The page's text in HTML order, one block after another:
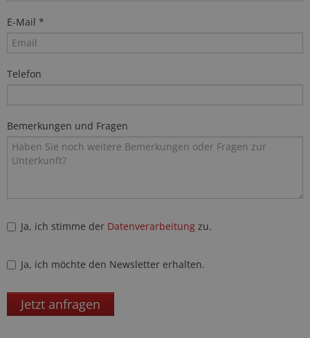
E-Mail *
Telefon
Bemerkungen und Fragen
Ja, ich stimme der Datenverarbeitung zu.
Ja, ich möchte den Newsletter erhalten.
Jetzt anfragen